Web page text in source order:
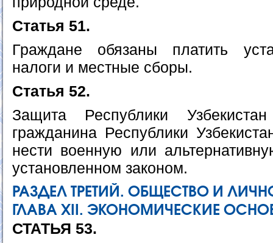
Статья 51.
Граждане обязаны платить
налоги и местные сборы.
Статья 52.
Защита Республики
гражданина Республики
нести военную или
установленном законом.
РАЗДЕЛ ТРЕТИЙ. ОБЩЕСТВО И
ГЛАВА ХII. ЭКОНОМИЧЕСКИЕ
СТАТЬЯ 53.